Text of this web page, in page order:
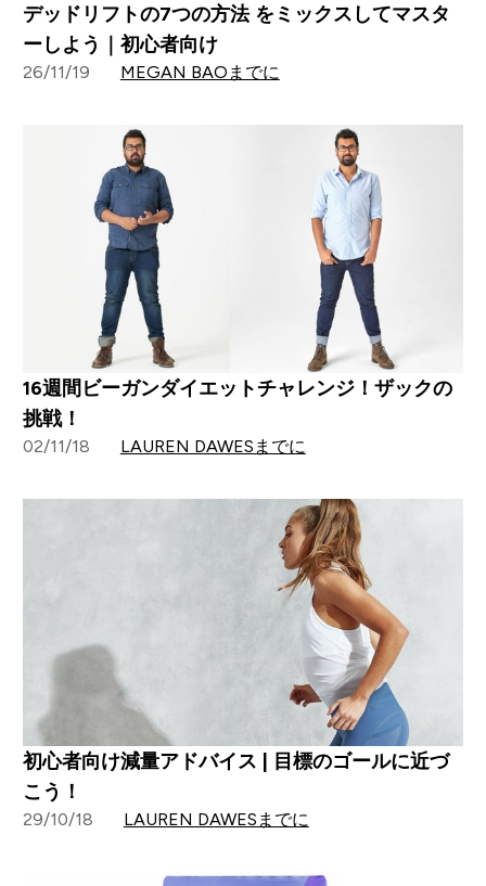
デッドリフトの7つの方法 をミックスしてマスタ
ーしよう｜初心者向け
26/11/19 MEGAN BAOまでに
16週間ビーガンダイエットチャレンジ！ザックの
挑戦！
02/11/18 LAUREN DAWESまでに
初心者向け減量アドバイス | 目標のゴールに近づ
こう！
29/10/18 LAUREN DAWESまでに